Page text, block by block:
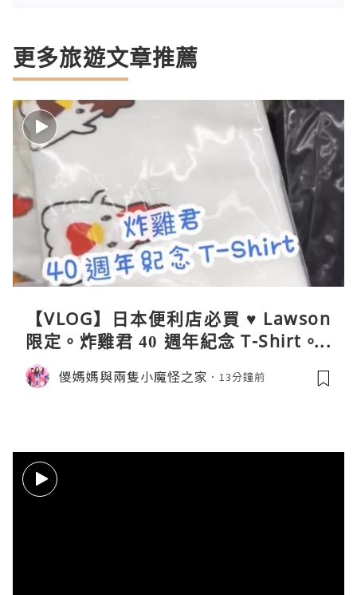
更多旅遊文章推薦
【VLOG】日本便利店必買 ♥ Lawson
限定。炸雞君 40 週年紀念 T-Shirt。C
oleman 聯乘晴雨兩用自動開合折疊
傘。與 Calbee / 湖池屋共同開發製作
儍媽媽與兩隻小魔怪之家 13分鐘前